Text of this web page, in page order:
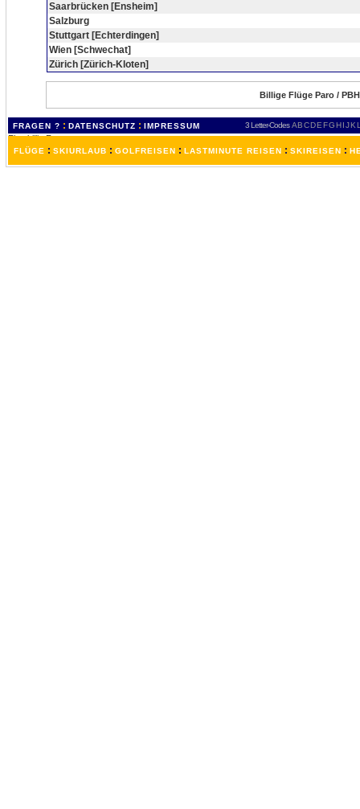
Saarbrücken [Ensheim]
Salzburg
Stuttgart [Echterdingen]
Wien [Schwechat]
Zürich [Zürich-Kloten]
Billige Flüge Paro /
FRAGEN ? : DATENSCHUTZ : IMPRESSUM 3 Letter-Codes ABCDEFGH IJKL
FLÜGE : SKIURLAUB : GOLFREISEN : LASTMINUTE REISEN : SKIREISEN :